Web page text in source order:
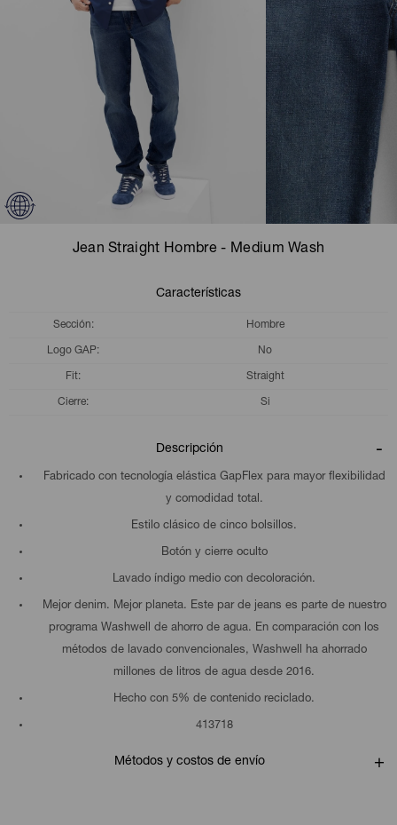
Jean Straight Hombre - Medium Wash
Características
Sección Hombre
Logo GAP No
Fit Straight
Cierre Si
Descripción
Fabricado con tecnología elástica GapFlex para mayor flexibilidad
y comodidad total.
Estilo clásico de cinco bolsillos.
Botón y cierre oculto
Lavado índigo medio con decoloración.
Mejor denim. Mejor planeta. Este par de jeans es parte de nuestro
programa Washwell de ahorro de agua. En comparación con los
métodos de lavado convencionales, Washwell ha ahorrado
millones de litros de agua desde 2016.
Hecho con 5% de contenido reciclado.
413718
Métodos y costos de envío
Camperas
Musculosas
Vestidos y polleras
Calzas
Camperas
Chalecos
Ropa interior
Camperas
Chalecos
Ropa interior
Camperas